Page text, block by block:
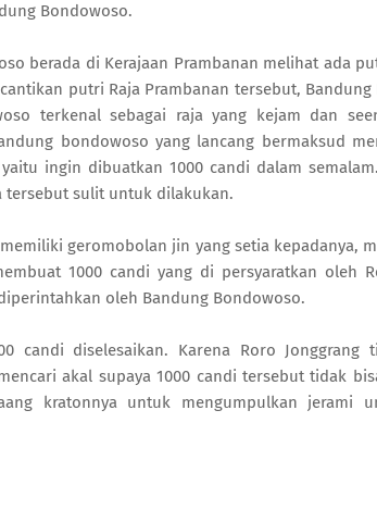
Bondowoso.
berada di Kerajaan Prambanan melihat ada
putri Raja Prambanan tersebut,
terkenal sebagai raja yang kejam dan
bondowoso yang lancang bermaksud
ingin dibuatkan 1000 candi dalam
tersebut sulit untuk dilakukan.
geromobolan jin yang setia kepadanya,
1000 candi yang di persyaratkan oleh
oleh Bandung Bondowoso.
candi diselesaikan. Karena Roro
akal supaya 1000 candi tersebut tidak
kratonnya untuk mengumpulkan jerami